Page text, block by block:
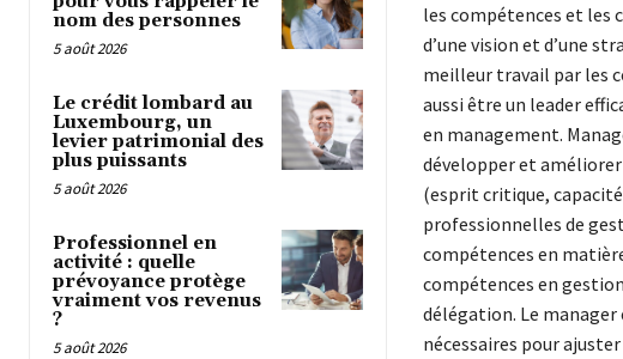
nom des personnes
5 août 2026
Le crédit lombard au
Luxembourg, un
levier patrimonial des
plus puissants
5 août 2026
Professionnel en
activité : quelle
prévoyance protège
vraiment vos revenus
?
5 août 2026
les compétences et les
d’une vision et d’une
meilleur travail par les
aussi être un leader
en management.
développer et
(esprit critique,
professionnelles de
compétences en
compétences en
délégation. Le manager
nécessaires pour